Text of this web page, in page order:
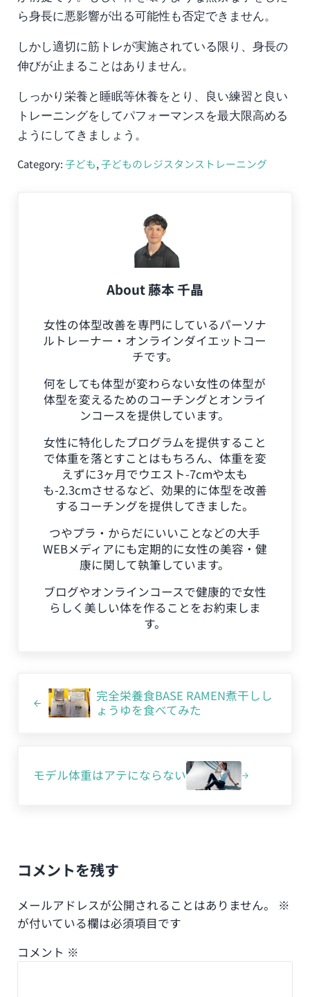
ら身長に悪影響が出る可能性も否定できません。
しかし適切に筋トレが実施されている限り、身長の
伸びが止まることはありません。
しっかり栄養と睡眠等休養をとり、良い練習と良い
トレーニングをしてパフォーマンスを最大限高める
ようにしてきましょう。
Category:子ども,子どものレジスタンストレーニング
About藤本 千晶
女性の体型改善を専門にしているパーソナ
ルトレーナー・オンラインダイエットコー
チです。
何をしても体型が変わらない女性の体型が
体型を変えるためのコーチングとオンライ
ンコースを提供しています。
女性に特化したプログラムを提供すること
で体重を落とすことはもちろん、体重を変
えずに3ヶ月でウエスト-7cmや太も
も-2.3cmさせるなど、効果的に体型を改善
するコーチングを提供してきました。
つやプラ・からだにいいことなどの大手
WEBメディアにも定期的に女性の美容・健
康に関して執筆しています。
ブログやオンラインコースで健康的で女性
らしく美しい体を作ることをお約束しま
す。
完全栄養食BASE RAMEN煮干しし
ょうゆを食べてみた
モデル体重はアテにならない
コメントを残す
メールアドレスが公開されることはありません。
※
が付いている欄は必須項目です
コメント ※